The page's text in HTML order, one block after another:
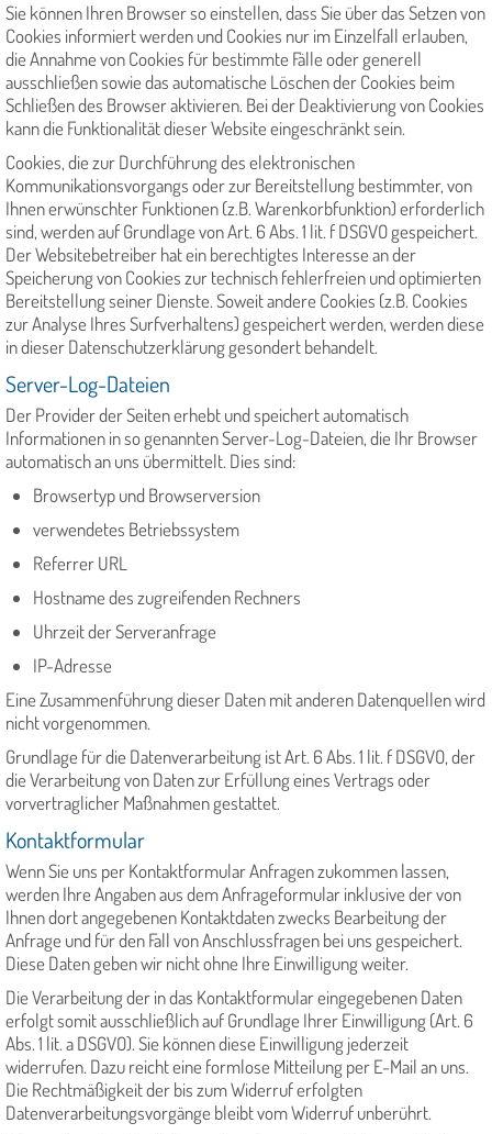
Sie können Ihren Browser so einstellen, dass Sie über das Setzen von
Cookies informiert werden und Cookies nur im Einzelfall erlauben,
die Annahme von Cookies für bestimmte Fälle oder generell
ausschließen sowie das automatische Löschen der Cookies beim
Schließen des Browser aktivieren. Bei der Deaktivierung von Cookies
kann die Funktionalität dieser Website eingeschränkt sein.
Cookies, die zur Durchführung des elektronischen
Kommunikationsvorgangs oder zur Bereitstellung bestimmter, von
Ihnen erwünschter Funktionen (z.B. Warenkorbfunktion) erforderlich
sind, werden auf Grundlage von Art. 6 Abs. 1 lit. f DSGVO gespeichert.
Der Websitebetreiber hat ein berechtigtes Interesse an der
Speicherung von Cookies zur technisch fehlerfreien und optimierten
Bereitstellung seiner Dienste. Soweit andere Cookies (z.B. Cookies
zur Analyse Ihres Surfverhaltens) gespeichert werden, werden diese
in dieser Datenschutzerklärung gesondert behandelt.
Server-Log-Dateien
Der Provider der Seiten erhebt und speichert automatisch
Informationen in so genannten Server-Log-Dateien, die Ihr Browser
automatisch an uns übermittelt. Dies sind:
Browsertyp und Browserversion
verwendetes Betriebssystem
Referrer URL
Hostname des zugreifenden Rechners
Uhrzeit der Serveranfrage
IP-Adresse
Eine Zusammenführung dieser Daten mit anderen Datenquellen wird
nicht vorgenommen.
Grundlage für die Datenverarbeitung ist Art. 6 Abs. 1 lit. f DSGVO, der
die Verarbeitung von Daten zur Erfüllung eines Vertrags oder
vorvertraglicher Maßnahmen gestattet.
Kontaktformular
Wenn Sie uns per Kontaktformular Anfragen zukommen lassen,
werden Ihre Angaben aus dem Anfrageformular inklusive der von
Ihnen dort angegebenen Kontaktdaten zwecks Bearbeitung der
Anfrage und für den Fall von Anschlussfragen bei uns gespeichert.
Diese Daten geben wir nicht ohne Ihre Einwilligung weiter.
Die Verarbeitung der in das Kontaktformular eingegebenen Daten
erfolgt somit ausschließlich auf Grundlage Ihrer Einwilligung (Art. 6
Abs. 1 lit. a DSGVO). Sie können diese Einwilligung jederzeit
widerrufen. Dazu reicht eine formlose Mitteilung per E-Mail an uns.
Die Rechtmäßigkeit der bis zum Widerruf erfolgten
Datenverarbeitungsvorgänge bleibt vom Widerruf unberührt.